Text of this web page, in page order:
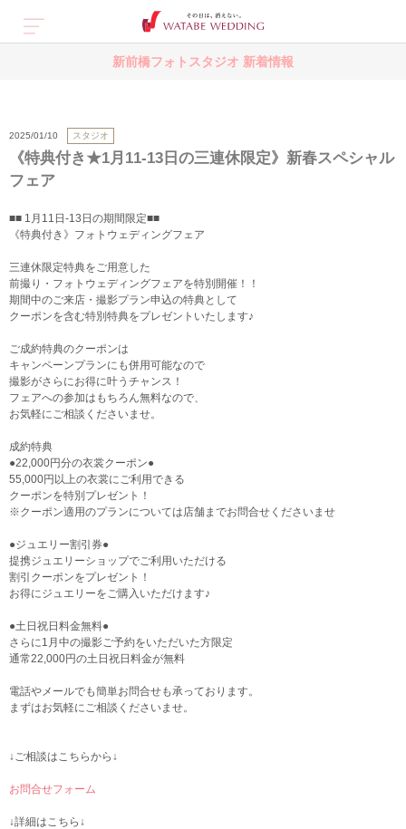
新前橋フォトスタジオ 新着情報
2025/01/10 スタジオ
《特典付き★1月11-13日の三連休限定》新春スペシャル
フェア
■■ 1月11日-13日の期間限定■■
《特典付き》フォトウェディングフェア
三連休限定特典をご用意した
前撮り・フォトウェディングフェアを特別開催！！
期間中のご来店・撮影プラン申込の特典として
クーポンを含む特別特典をプレゼントいたします♪
ご成約特典のクーポンは
キャンペーンプランにも併用可能なので
撮影がさらにお得に叶うチャンス！
フェアへの参加はもちろん無料なので、
お気軽にご相談くださいませ。
成約特典
●22,000円分の衣裳クーポン●
55,000円以上の衣裳にご利用できる
クーポンを特別プレゼント！
※クーポン適用のプランについては店舗までお問合せくださいませ
●ジュエリー割引券●
提携ジュエリーショップでご利用いただける
割引クーポンをプレゼント！
お得にジュエリーをご購入いただけます♪
●土日祝日料金無料●
さらに1月中の撮影ご予約をいただいた方限定
通常22,000円の土日祝日料金が無料
電話やメールでも簡単お問合せも承っております。
まずはお気軽にご相談くださいませ。
↓ご相談はこちらから↓
お問合せフォーム
↓詳細はこちら↓